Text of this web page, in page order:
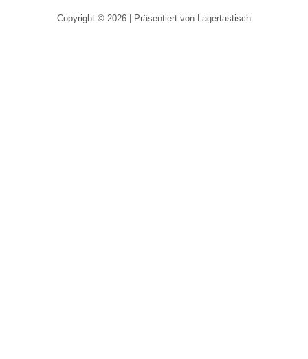
Copyright © 2026 | Präsentiert von Lagertastisch